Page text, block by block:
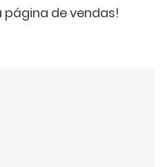
de vendas!